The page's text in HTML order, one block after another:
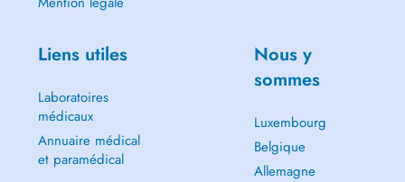
Liens utiles
Laboratoires
médicaux
Annuaire médical
et paramédical
Nous y
sommes
Luxembourg
Belgique
Allemagne